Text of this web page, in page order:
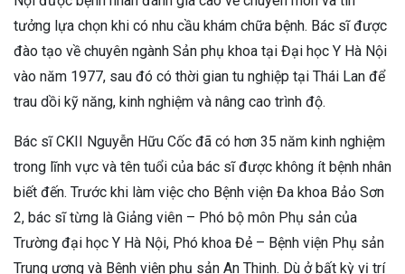
tưởng lựa chọn khi có nhu cầu khám chữa bệnh. Bác sĩ được
đào tạo về chuyên ngành Sản phụ khoa tại Đại học Y Hà Nội
vào năm 1977, sau đó có thời gian tu nghiệp tại Thái Lan để
trau dồi kỹ năng, kinh nghiệm và nâng cao trình độ.
Bác sĩ CKII Nguyễn Hữu Cốc đã có hơn 35 năm kinh nghiệm
trong lĩnh vực và tên tuổi của bác sĩ được không ít bệnh nhân
biết đến. Trước khi làm việc cho Bệnh viện Đa khoa Bảo Sơn
2, bác sĩ từng là Giảng viên – Phó bộ môn Phụ sản của
Trường đại học Y Hà Nội, Phó khoa Đẻ – Bệnh viện Phụ sản
Trung ương và Bệnh viện phụ sản An Thịnh. Dù ở bất kỳ vị trí